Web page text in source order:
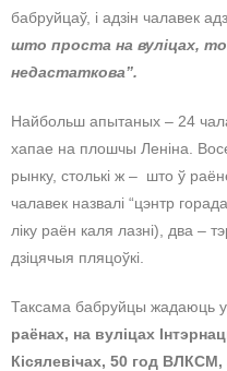
бабруйцаў, і адзін чалавек
што проста на вуліцах, то
недастаткова”.
Найбольш апытаных – 24
хапае на плошчы Леніна.
рынку, столькі ж – што ў
чалавек назвалі “цэнтр
ліку раён каля лазні), два –
дзіцячыя пляцоўкі.
Таксама бабруйцы жадаюць
раёнах, на вуліцах
Кісялевічах, 50 год ВЛКСМ,